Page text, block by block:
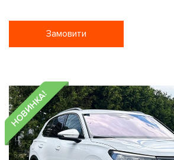
Замовити
НОВИНКА!